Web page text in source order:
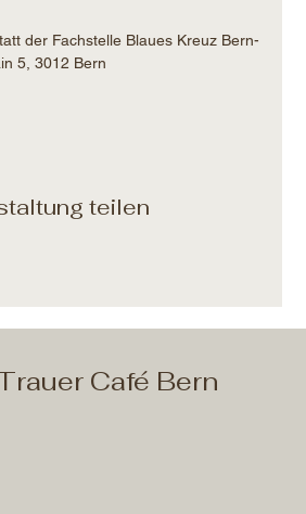
der Fachstelle Blaues Kreuz Bern-
5, 3012 Bern
teilen
Café Bern